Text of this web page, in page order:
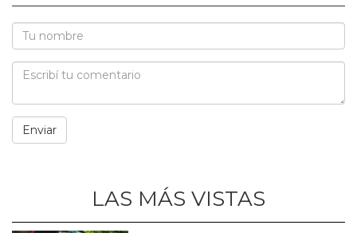
LAS MÁS VISTAS